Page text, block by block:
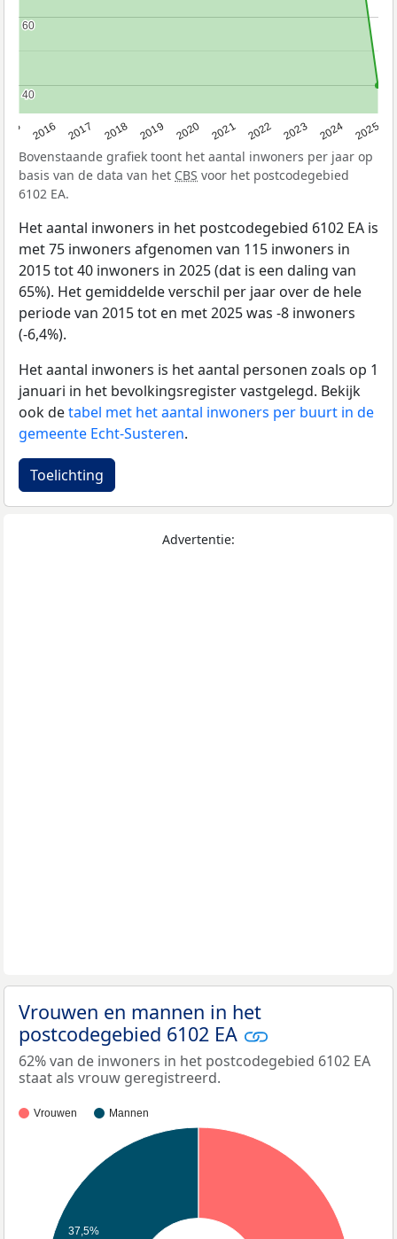
2016 2017 2018 2019 2020 2021 2022 2023 2024 2025
40
40
60
60
Bovenstaande grafiek toont het aantal inwoners per jaar op
basis van de data van het CBS voor het postcodegebied
6102 EA.
Het aantal inwoners in het postcodegebied 6102 EA is
met 75 inwoners afgenomen van 115 inwoners in
2015 tot 40 inwoners in 2025 (dat is een daling van
65%). Het gemiddelde verschil per jaar over de hele
periode van 2015 tot en met 2025 was -8 inwoners
(-6,4%).
Het aantal inwoners is het aantal personen zoals op 1
januari in het bevolkingsregister vastgelegd. Bekijk
ook detabel met het aantal inwoners per buurt in de
gemeente Echt-Susteren.
Toelichting
Advertentie:
Vrouwen en mannen in het
postcodegebied 6102 EA
62% van de inwoners in het postcodegebied 6102 EA
staat als vrouw geregistreerd.
Vrouwen Mannen
37,5%